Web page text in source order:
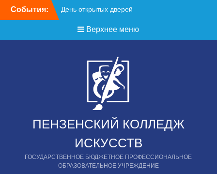
События: День открытых дверей
Верхнее меню
ПЕНЗЕНСКИЙ КОЛЛЕДЖ
ИСКУССТВ
ГОСУДАРСТВЕННОЕ БЮДЖЕТНОЕ ПРОФЕССИОНАЛЬНОЕ
ОБРАЗОВАТЕЛЬНОЕ УЧРЕЖДЕНИЕ